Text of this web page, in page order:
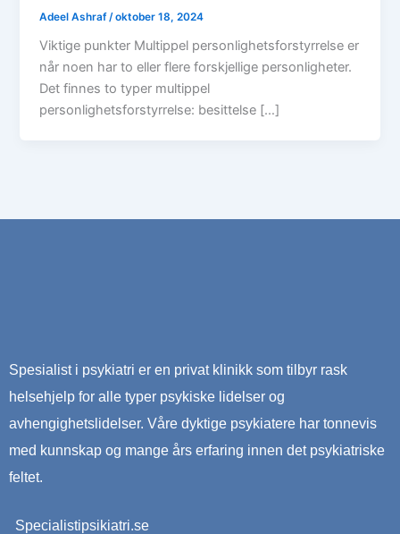
Adeel Ashraf /oktober 18, 2024
Viktige punkter Multippel personlighetsforstyrrelse er
når noen har to eller flere forskjellige personligheter.
Det finnes to typer multippel
personlighetsforstyrrelse: besittelse […]
Spesialist i psykiatri er en privat klinikk som tilbyr rask
helsehjelp for alle typer psykiske lidelser og
avhengighetslidelser. Våre dyktige psykiatere har tonnevis
med kunnskap og mange års erfaring innen det psykiatriske
feltet.
Specialistipsikiatri.se